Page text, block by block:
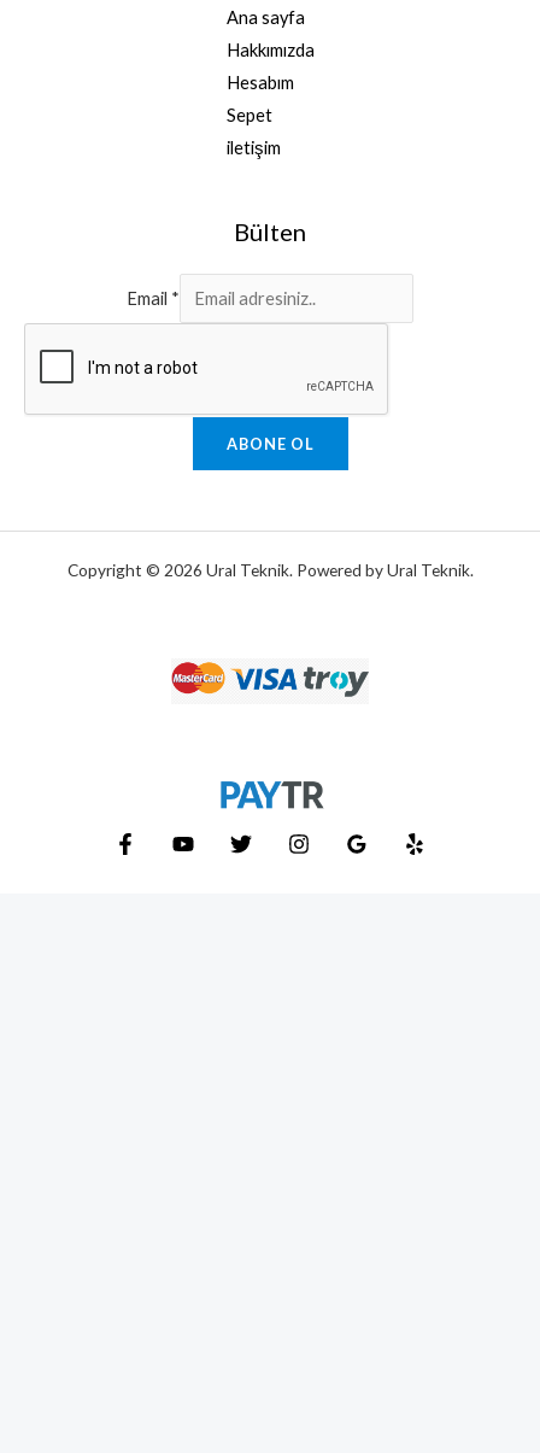
Ana sayfa
Hakkımızda
Hesabım
Sepet
iletişim
Bülten
Email *
ABONE OL
Copyright © 2026 Ural Teknik. Powered by Ural Teknik.